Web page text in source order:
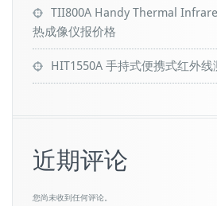
TII800A Handy Thermal
热成像仪报价格
HIT1550A 手持式便携式红外线
近期评论
您尚未收到任何评论。